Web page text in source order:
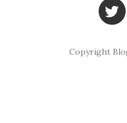
Copyright